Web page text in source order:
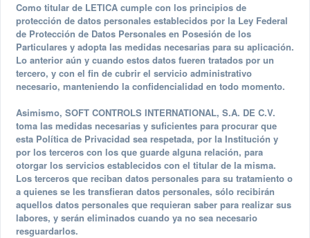
Como titular de LETICA cumple con los principios de
protección de datos personales establecidos por la Ley Federal
de Protección de Datos Personales en Posesión de los
Particulares y adopta las medidas necesarias para su aplicación.
Lo anterior aún y cuando estos datos fueren tratados por un
tercero, y con el fin de cubrir el servicio administrativo
necesario, manteniendo la confidencialidad en todo momento.
Asimismo, SOFT CONTROLS INTERNATIONAL, S.A. DE C.V.
toma las medidas necesarias y suficientes para procurar que
esta Política de Privacidad sea respetada, por la Institución y
por los terceros con los que guarde alguna relación, para
otorgar los servicios establecidos con el titular de la misma.
Los terceros que reciban datos personales para su tratamiento o
a quienes se les transfieran datos personales, sólo recibirán
aquellos datos personales que requieran saber para realizar sus
labores, y serán eliminados cuando ya no sea necesario
resguardarlos.